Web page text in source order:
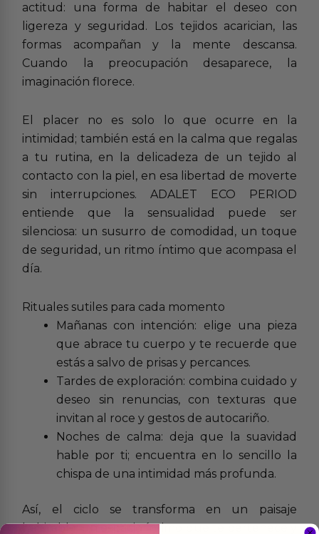
actitud: una forma de habitar el deseo con
ligereza y seguridad. Los tejidos acarician, las
formas acompañan y la mente descansa.
Cuando la preocupación desaparece, la
imaginación florece.
El placer no es solo lo que ocurre en la
intimidad; también está en la calma que regalas
a tu rutina, en la delicadeza de un tejido al
contacto con la piel, en esa libertad de moverte
sin interrupciones. ADALET ECO PERIOD
entiende que la sensualidad puede ser
silenciosa: un susurro de comodidad, un toque
de seguridad, un ritmo íntimo que acompasa el
día.
Rituales sutiles para cada momento
Mañanas con intención: elige una pieza
que abrace tu cuerpo y te recuerde que
estás a salvo de prisas y percances.
Tardes de exploración: combina cuidado y
deseo sin renuncias, con texturas que
invitan al roce y gestos de autocariño.
Noches de calma: deja que la suavidad
hable por ti; encuentra en lo sencillo la
chispa de una intimidad más profunda.
Así, el ciclo se transforma en un paisaje
habitable: un espacio íntimo que te pertenece y